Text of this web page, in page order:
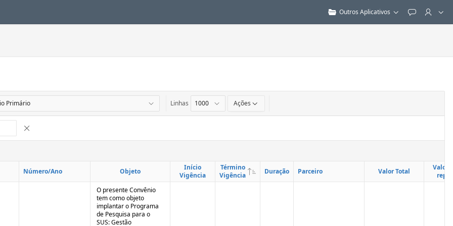
Outros Aplicativos Feedback
Linhas Ações
Remover Interrupção de Controle
Número/Ano Objeto
Início
Vigência
Término
Vigência
Duração Parceiro Valor Total
Valor
O presente Convênio
tem como objeto
implantar o Programa
de Pesquisa para o
SUS: Gestão